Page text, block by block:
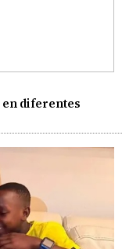
en diferentes